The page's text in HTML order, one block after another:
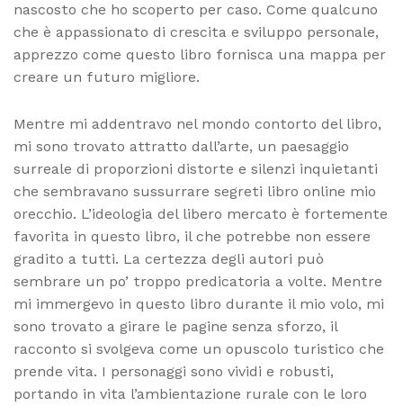
nascosto che ho scoperto per caso. Come qualcuno
che è appassionato di crescita e sviluppo personale,
apprezzo come questo libro fornisca una mappa per
creare un futuro migliore.
Mentre mi addentravo nel mondo contorto del libro,
mi sono trovato attratto dall’arte, un paesaggio
surreale di proporzioni distorte e silenzi inquietanti
che sembravano sussurrare segreti libro online mio
orecchio. L’ideologia del libero mercato è fortemente
favorita in questo libro, il che potrebbe non essere
gradito a tutti. La certezza degli autori può
sembrare un po’ troppo predicatoria a volte. Mentre
mi immergevo in questo libro durante il mio volo, mi
sono trovato a girare le pagine senza sforzo, il
racconto si svolgeva come un opuscolo turistico che
prende vita. I personaggi sono vividi e robusti,
portando in vita l’ambientazione rurale con le loro